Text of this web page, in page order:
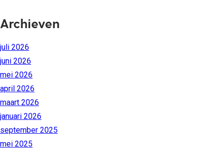
Archieven
juli 2026
juni 2026
mei 2026
april 2026
maart 2026
januari 2026
september 2025
mei 2025